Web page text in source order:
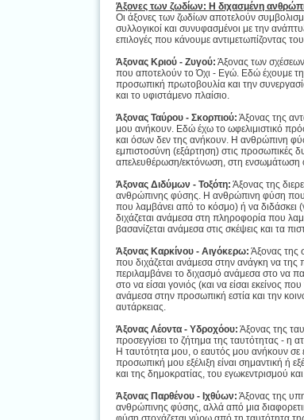
Άξονες των ζωδίων: Η διχασμένη
Οι άξονες των ζωδίων αποτελούν
συλλογικοί και συνυφασμένοι με την
επιλογές που κάνουμε αντιμετωπίζοντας
Άξονας Κριού - Ζυγού: Άξονας των σχέσεων
που αποτελούν το Όχι - Εγώ. Εδώ έχουμε
προσωπική πρωτοβουλία και την
και το υφιστάμενο πλαίσιο.
Άξονας Ταύρου - Σκορπιού: Άξονας της
μου ανήκουν. Εδώ έχω το ωφελιμιστικό
και όσων δεν της ανήκουν. Η ανθρώπινη
εμπιστοσύνη (εξάρτηση) στις προσωπικές
απελευθέρωση/εκτόνωση, στη ενσωμάτωση
Άξονας Διδύμων - Τοξότη: Άξονας της
ανθρώπινης φύσης. Η ανθρώπινη φύση που
που λαμβάνει από το κόσμο) ή να διδάσκει
διχάζεται ανάμεσα στη πληροφορία που
βασανίζεται ανάμεσα στις σκέψεις και τα
Άξονας Καρκίνου - Αιγόκερω: Άξονας της
που διχάζεται ανάμεσα στην ανάγκη να της
περιλαμβάνει το διχασμό ανάμεσα στο να
στο να είσαι γονιός (και να είσαι εκείνος
ανάμεσα στην προσωπική εστία και την
αυτάρκειας.
Άξονας Λέοντα - Υδροχόου: Άξονας της
προσεγγίσει το ζήτημα της ταυτότητας - η
Η ταυτότητα μου, ο εαυτός μου ανήκουν σε
προσωπική μου εξέλιξη είναι σημαντική ή
και της δημοκρατίας, του εγωκεντρισμού
Άξονας Παρθένου - Ιχθύων: Άξονας της
ανθρώπινης φύσης, αλλά από μια